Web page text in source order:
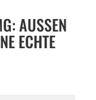
AUSSEN E
ECHTE B